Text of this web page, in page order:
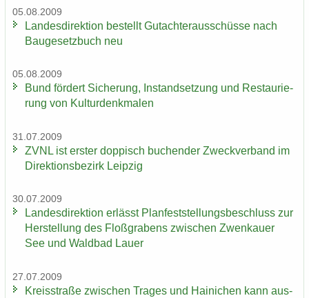
05.08.2009
Lan­des­di­rek­ti­on be­stellt Gut­ach­ter­aus­schüs­se nach
Bau­ge­setz­buch neu
05.08.2009
Bund för­dert Si­che­rung, In­stand­set­zung und Re­stau­rie­
rung von Kul­tur­denk­ma­len
31.07.2009
ZVNL ist ers­ter dop­pisch bu­chen­der Zweck­ver­band im
Di­rek­ti­ons­be­zirk Leip­zig
30.07.2009
Lan­des­di­rek­ti­on er­lässt Plan­fest­stel­lungs­be­schluss zur
Her­stel­lung des Floß­gra­bens zwi­schen Zwenkau­er
See und Wald­bad Lauer
27.07.2009
Kreis­stra­ße zwi­schen Tra­ges und Hai­ni­chen kann aus­